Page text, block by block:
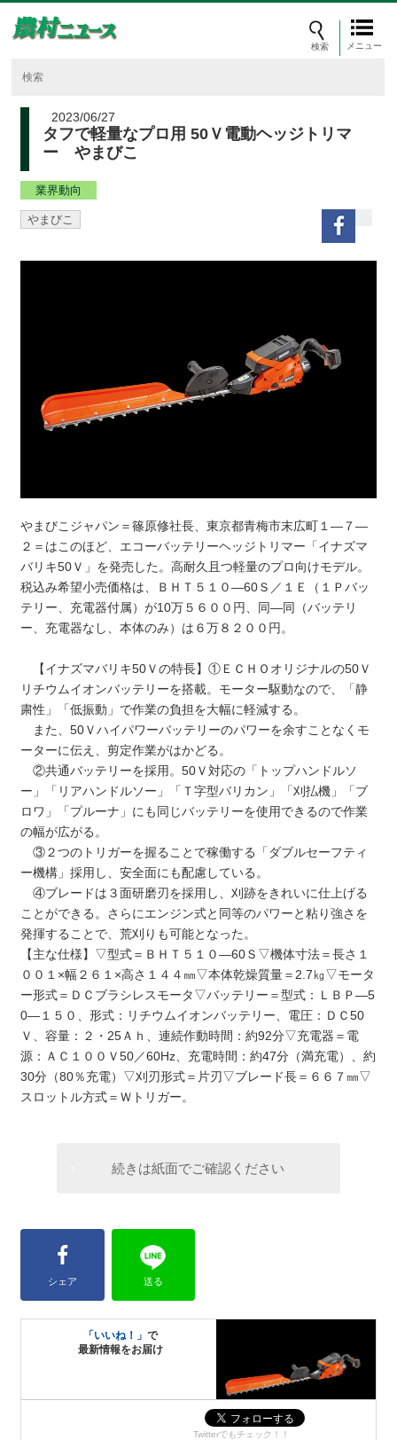
メニュー
2023/06/27
タフで軽量なプロ用 50Ｖ電動ヘッジトリマ
ー やまびこ
業界動向
やまびこ
やまびこジャパン＝篠原修社長、東京都青梅市末広町１―７―
２＝はこのほど、エコーバッテリーヘッジトリマー「イナズマ
バリキ50Ｖ」を発売した。高耐久且つ軽量のプロ向けモデル。
税込み希望小売価格は、ＢＨＴ５１０―60Ｓ／１Ｅ（１Ｐバッ
テリー、充電器付属）が10万５６００円、同―同（バッテリ
ー、充電器なし、本体のみ）は６万８２００円。
【イナズマバリキ50Ｖの特長】①ＥＣＨＯオリジナルの50Ｖ
リチウムイオンバッテリーを搭載。モーター駆動なので、「静
粛性」「低振動」で作業の負担を大幅に軽減する。
また、50Ｖハイパワーバッテリーのパワーを余すことなくモ
ーターに伝え、剪定作業がはかどる。
②共通バッテリーを採用。50Ｖ対応の「トップハンドルソ
ー」「リアハンドルソー」「Ｔ字型バリカン」「刈払機」「ブ
ロワ」「プルーナ」にも同じバッテリーを使用できるので作業
の幅が広がる。
③２つのトリガーを握ることで稼働する「ダブルセーフティ
ー機構」採用し、安全面にも配慮している。
④ブレードは３面研磨刃を採用し、刈跡をきれいに仕上げる
ことができる。さらにエンジン式と同等のパワーと粘り強さを
発揮することで、荒刈りも可能となった。
【主な仕様】▽型式＝ＢＨＴ５１０―60Ｓ▽機体寸法＝長さ１
００１×幅２６１×高さ１４４㎜▽本体乾燥質量＝2.7㎏▽モータ
ー形式＝ＤＣブラシレスモータ▽バッテリー＝型式：ＬＢＰ―5
0―１５０、形式：リチウムイオンバッテリー、電圧：ＤＣ50
Ｖ、容量：２・25Ａｈ、連続作動時間：約92分▽充電器＝電
源：ＡＣ１００Ｖ50／60‌Hz、充電時間：約47分（満充電）、約
30分（80％充電）▽刈刃形式＝片刃▽ブレード長＝６６７㎜▽
スロットル方式＝Ｗトリガー。
続きは紙面でご確認ください
シェア 送る
「いいね！」で
最新情報をお届け
Twitterでもチェック！！